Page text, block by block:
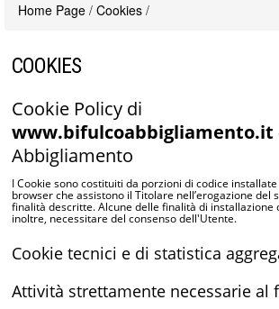
Home Page / Cookies /
COOKIES
Cookie Policy di
www.bifulcoabbigliamento.it
Abbigliamento
I Cookie sono costituiti da porzioni di codice
browser che assistono il Titolare nell’erogazione del
finalità descritte. Alcune delle finalità di installazione
inoltre, necessitare del consenso dell'Utente.
Cookie tecnici e di statistica
Attività strettamente necessarie al